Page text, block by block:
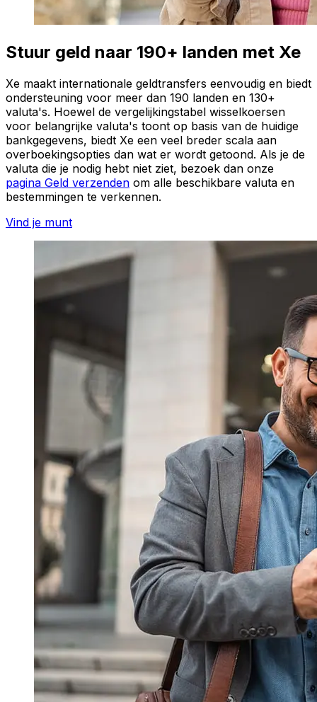
Stuur geld naar 190+ landen met Xe
Xe maakt internationale geldtransfers eenvoudig en biedt
ondersteuning voor meer dan 190 landen en 130+
valuta's. Hoewel de vergelijkingstabel wisselkoersen
voor belangrijke valuta's toont op basis van de huidige
bankgegevens, biedt Xe een veel breder scala aan
overboekingsopties dan wat er wordt getoond. Als je de
valuta die je nodig hebt niet ziet, bezoek dan onze
pagina Geld verzenden om alle beschikbare valuta en
bestemmingen te verkennen.
Vind je munt